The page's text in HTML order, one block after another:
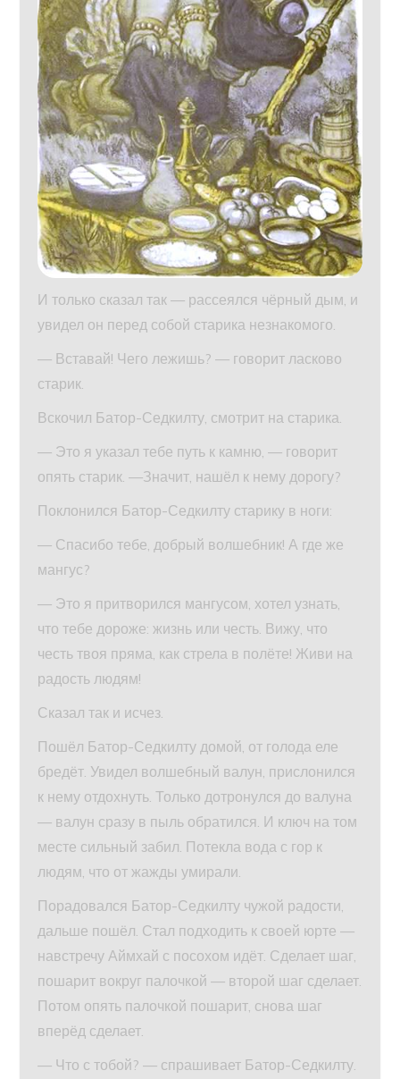
И только сказал так — рассеялся чёрный дым, и
увидел он перед собой старика незнакомого.
— Вставай! Чего лежишь? — говорит ласково
старик.
Вскочил Батор-Седкилту, смотрит на старика.
— Это я указал тебе путь к камню, — говорит
опять старик. —Значит, нашёл к нему дорогу?
Поклонился Батор-Седкилту старику в ноги:
— Спасибо тебе, добрый волшебник! А где же
мангус?
— Это я притворился мангусом, хотел узнать,
что тебе дороже: жизнь или честь. Вижу, что
честь твоя пряма, как стрела в полёте! Живи на
радость людям!
Сказал так и исчез.
Пошёл Батор-Седкилту домой, от голода еле
бредёт. Увидел волшебный валун, прислонился
к нему отдохнуть. Только дотронулся до валуна
— валун сразу в пыль обратился. И ключ на том
месте сильный забил. Потекла вода с гор к
людям, что от жажды умирали.
Порадовался Батор-Седкилту чужой радости,
дальше пошёл. Стал подходить к своей юрте —
навстречу Аймхай с посохом идёт. Сделает шаг,
пошарит вокруг палочкой — второй шаг сделает.
Потом опять палочкой пошарит, снова шаг
вперёд сделает.
— Что с тобой? — спрашивает Батор-Седкилту.